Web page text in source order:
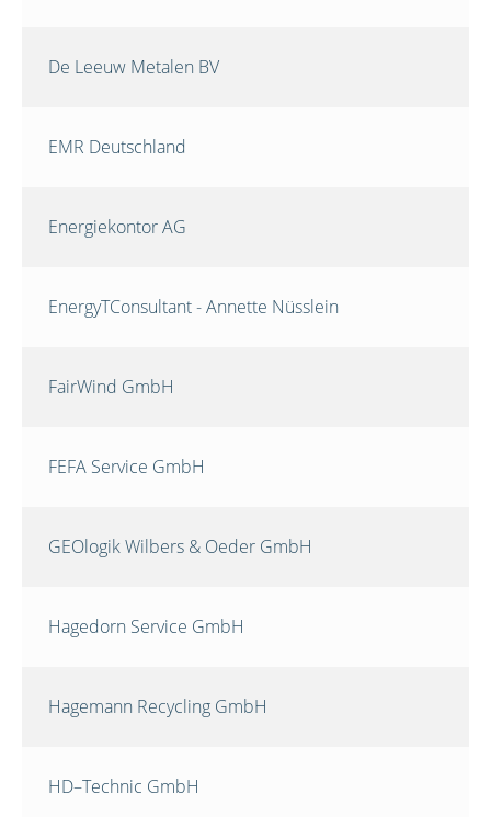
De Leeuw Metalen BV
EMR Deutschland
Energiekontor AG
EnergyTConsultant - Annette Nüsslein
FairWind GmbH
FEFA Service GmbH
GEOlogik Wilbers & Oeder GmbH
Hagedorn Service GmbH
Hagemann Recycling GmbH
HD–Technic GmbH